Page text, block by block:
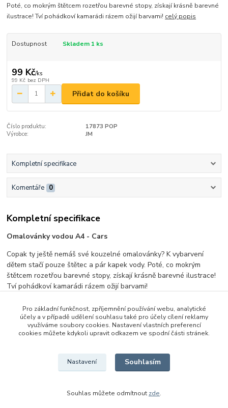
Poté, co mokrým štětcem rozetřou barevné stopy, získají krásně barevné
ilustrace! Tví pohádkoví kamarádi rázem ožijí barvami! celý popis
Dostupnost Skladem 1 ks
99 Kč/ks
99 Kč bez DPH
Přidat do košíku
Číslo produktu:
17873 POP
Výrobce:
JM
Kompletní specifikace
Komentáře 0
Kompletní specifikace
Omalovánky vodou A4 - Cars
Copak ty ještě nemáš své kouzelné omalovánky? K vybarvení
dětem stačí pouze štětec a pár kapek vody. Poté, co mokrým
štětcem rozetřou barevné stopy, získají krásně barevné ilustrace!
Tví pohádkoví kamarádi rázem ožijí barvami!
Původ zboží
Zboží zařazeno v kategoriích
Tvořivé a výtvarné hračky
Pro základní funkčnost, zpříjemnění používání webu, analytické
účely a v případě udělení souhlasu také pro účely cílení reklamy
využíváme soubory cookies. Nastavení vlastních preferencí
cookies můžete kdykoli upravit odkazem ve spodní části stránek.
Nastavení Souhlasím
Souhlas můžete odmítnout zde.